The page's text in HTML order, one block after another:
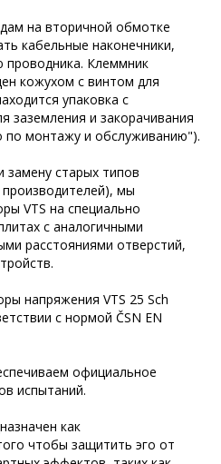
на вторичной обмотке
кабельные наконечники,
Клеммник
кожухом с винтом для
упаковка с
заземления и закорачивания
по монтажу и обслуживанию").
замену старых типов
мы
VTS на специально
с аналогичными
расстояниями отверстий,
напряжения VTS 25 Sch
с нормой ČSN EN
официальное
испытаний.
как
чтобы защитить эго от